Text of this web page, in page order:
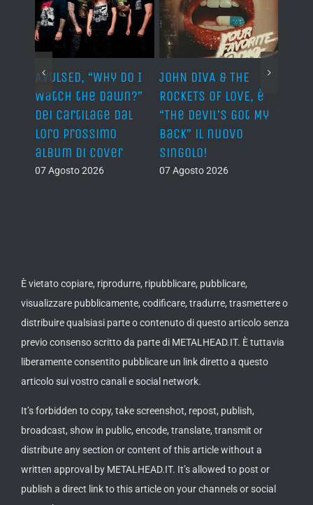
AVULSED, “Why Do I
Watch the Dawn?”
dei Cartilage dal
loro prossimo
album di cover
07 Agosto 2026
JOHN DIVA & THE
ROCKETS OF LOVE, è
“The Devil’s Got My
Back” il nuovo
singolo!
07 Agosto 2026
È vietato copiare, riprodurre, ripubblicare, pubblicare,
visualizzare pubblicamente, codificare, tradurre, trasmettere o
distribuire qualsiasi parte o contenuto di questo articolo senza
previo consenso scritto da parte di METALHEAD.IT. È tuttavia
liberamente consentito pubblicare un link diretto a questo
articolo sui vostro canali e social network.
It’s forbidden to copy, take screenshot, repost, publish,
broadcast, show in public, encode, translate, transmit or
distribute any section or content of this article without a
written approval by METALHEAD.IT. It’s allowed to post or
publish a direct link to this article on your channels or social